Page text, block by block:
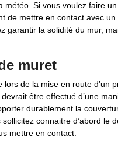
Si vous voulez faire
de mettre en contact avec un
garantir la solidité du mur,
muret
de la mise en route d’un
être effectué d’une
durablement la
connaitre d’abord le
mettre en contact.